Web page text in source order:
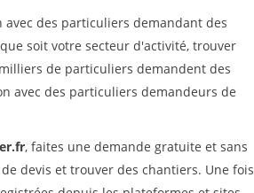
des particuliers demandant des
soit votre secteur d'activité, trouver
de particuliers demandent des
avec des particuliers demandeurs de
, faites une demande gratuite et sans
devis et trouver des chantiers. Une fois